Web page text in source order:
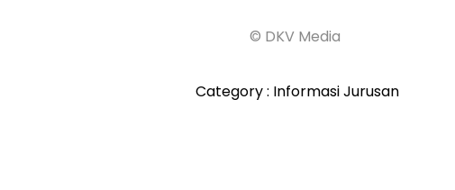
© DKV Media
Category : Informasi Jurusan